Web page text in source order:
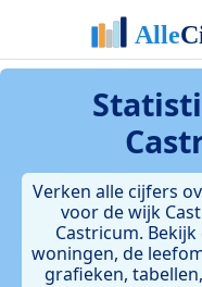
Verken alle cijfers
voor de wijk
Castricum.
woningen, de
grafieken,